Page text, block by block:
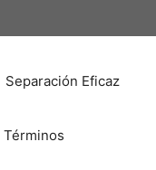
Separación Eficaz
Términos